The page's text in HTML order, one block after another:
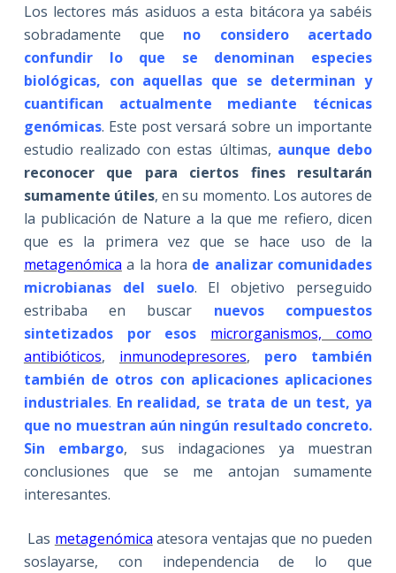
Los lectores más asiduos a esta bitácora ya sabéis
sobradamente que no considero acertado
confundir lo que se denominan especies
biológicas, con aquellas que se determinan y
cuantifican actualmente mediante técnicas
genómicas. Este post versará sobre un importante
estudio realizado con estas últimas, aunque debo
reconocer que para ciertos fines resultarán
sumamente útiles, en su momento. Los autores de
la publicación de Nature a la que me refiero, dicen
que es la primera vez que se hace uso de la
metagenómica a la hora de analizar comunidades
microbianas del suelo. El objetivo perseguido
estribaba en buscar nuevos compuestos
sintetizados por esos
microrganismos, como
antibióticos, inmunodepresores, pero también
también de otros con aplicaciones aplicaciones
industriales. En realidad, se trata de un test, ya
que no muestran aún ningún resultado concreto.
Sin embargo, sus indagaciones ya muestran
conclusiones que se me antojan sumamente
interesantes.
Las metagenómica atesora ventajas que no pueden
soslayarse, con independencia de lo que